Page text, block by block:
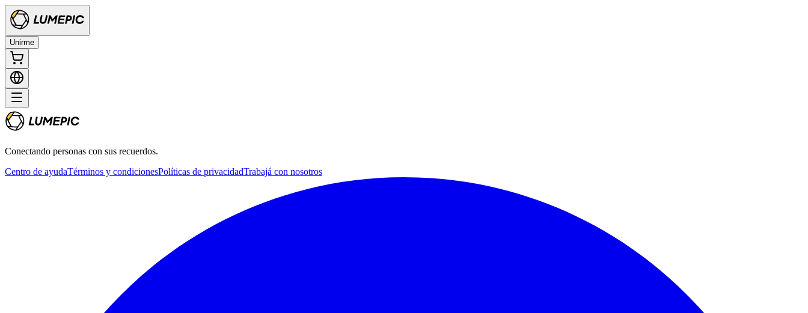
Unirme
Conectando personas con sus recuerdos.
Centro de ayudaTérminos y condicionesPolíticas de privacidadTrabajá con nosotros